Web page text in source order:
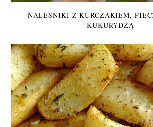
NALEŚNIKI Z KURCZAKIEM,
KUKURYDZĄ